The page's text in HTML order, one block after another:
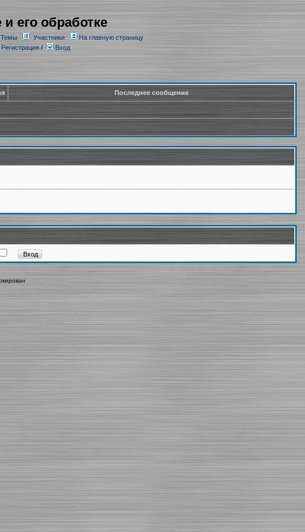
его обработке
Темы Участники
На главную страницу
Регистрация/ Вход
Последнее сообщение